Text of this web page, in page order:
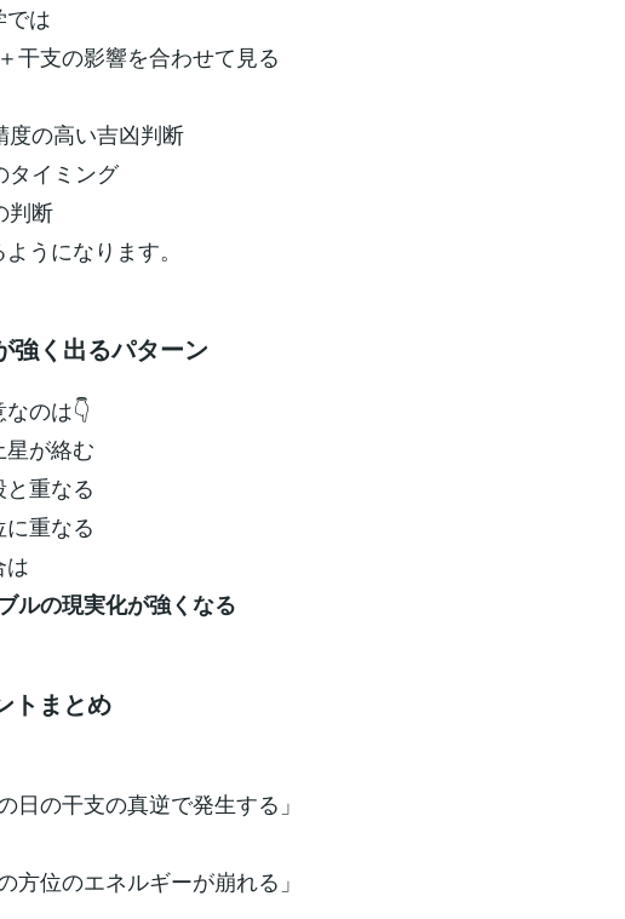
では
干支の影響を合わせて見る
度の高い吉凶判断
タイミング
判断
うになります。
強く出るパターン
のは👇
星が絡む
と重なる
に重なる
は
ルの現実化が強くなる
トまとめ
日の干支の真逆で発生する」
方位のエネルギーが崩れる」